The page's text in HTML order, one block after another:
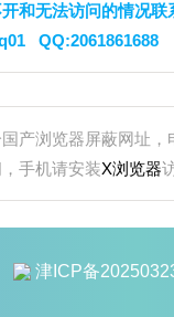
和无法访问的情况联
QQ:2061861688
产浏览器屏蔽网址，
手机请安装X浏览器
津ICP备